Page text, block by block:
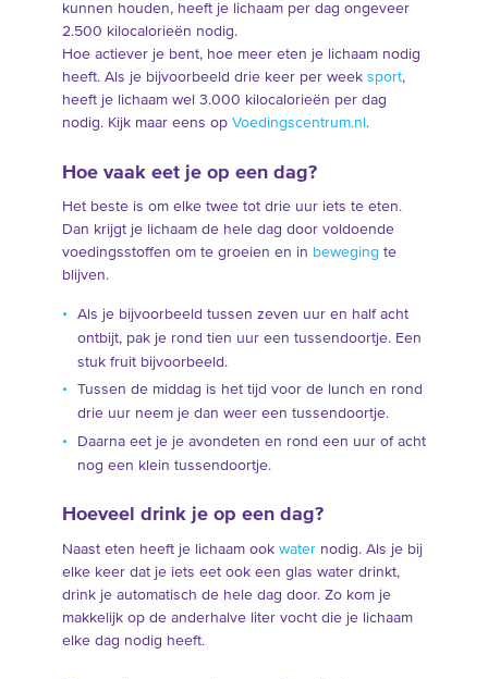
kunnen houden, heeft je lichaam per dag ongeveer
2.500 kilocalorieën nodig.
Hoe actiever je bent, hoe meer eten je lichaam nodig
heeft. Als je bijvoorbeeld drie keer per week sport,
heeft je lichaam wel 3.000 kilocalorieën per dag
nodig. Kijk maar eens op Voedingscentrum.nl .
Hoe vaak eet je op een dag?
Het beste is om elke twee tot drie uur iets te eten.
Dan krijgt je lichaam de hele dag door voldoende
voedingsstoffen om te groeien en in beweging te
blijven.
Als je bijvoorbeeld tussen zeven uur en half acht
ontbijt, pak je rond tien uur een tussendoortje. Een
stuk fruit bijvoorbeeld.
Tussen de middag is het tijd voor de lunch en rond
drie uur neem je dan weer een tussendoortje.
Daarna eet je je avondeten en rond een uur of acht
nog een klein tussendoortje.
Hoeveel drink je op een dag?
Naast eten heeft je lichaam ook waternodig. Als je bij
elke keer dat je iets eet ook een glas water drinkt,
drink je automatisch de hele dag door. Zo kom je
makkelijk op de anderhalve liter vocht die je lichaam
elke dag nodig heeft.